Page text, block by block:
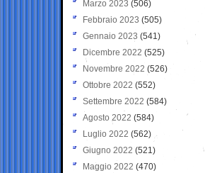
Marzo 2023 (506)
Febbraio 2023 (505)
Gennaio 2023 (541)
Dicembre 2022 (525)
Novembre 2022 (526)
Ottobre 2022 (552)
Settembre 2022 (584)
Agosto 2022 (584)
Luglio 2022 (562)
Giugno 2022 (521)
Maggio 2022 (470)